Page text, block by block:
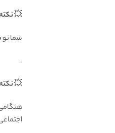
💥نکته مهم 1:
شما تو
.
💥نکته مهم